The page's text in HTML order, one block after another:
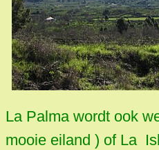
La Palma wordt ook
mooie eiland ) of La